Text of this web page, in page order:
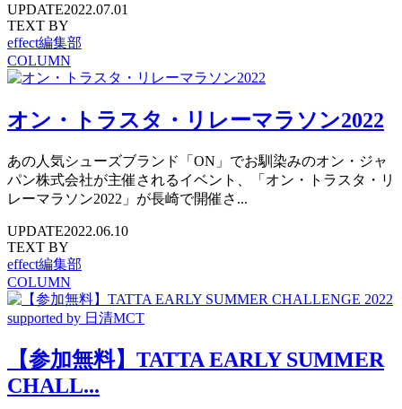
UPDATE2022.07.01
TEXT BY
effect編集部
COLUMN
オン・トラスタ・リレーマラソン2022
あの人気シューズブランド「ON」でお馴染みのオン・ジャ
パン株式会社が主催されるイベント、「オン・トラスタ・リ
レーマラソン2022」が長崎で開催さ...
UPDATE2022.06.10
TEXT BY
effect編集部
COLUMN
【参加無料】TATTA EARLY SUMMER
CHALL...